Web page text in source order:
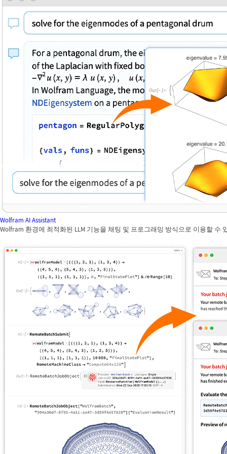
Wolfram AI Assistant
Wolfram 환경에 최적화된 LLM 기능을 채팅 및 프로그래밍 방식으로 이용할 수